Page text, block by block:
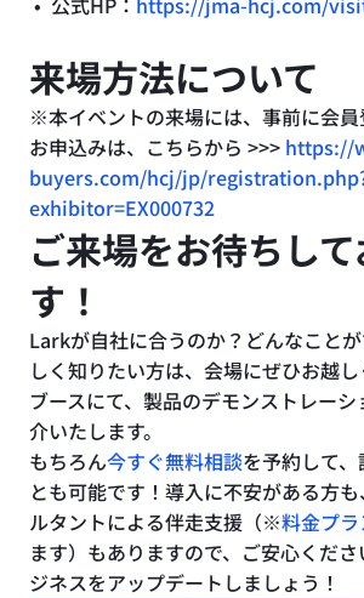
来場方法について
※本イベントの来場には、事前に会員
お申込みは、こちらから >>> https://
buyers.com/hcj/jp/
exhibitor=EX000732
ご来場をお待ちし
す！
Larkが自社に合うのか？どんなこと
しく知りたい方は、会場にぜひお越
ブースにて、製品のデモンストレー
介いたします。
もちろん今すぐ無料相談を予約して
とも可能です！導入に不安がある方
ルタントによる伴走支援（※料金プラ
ます）もありますので、ご安心くだ
ジネスをアップデートしましょう！